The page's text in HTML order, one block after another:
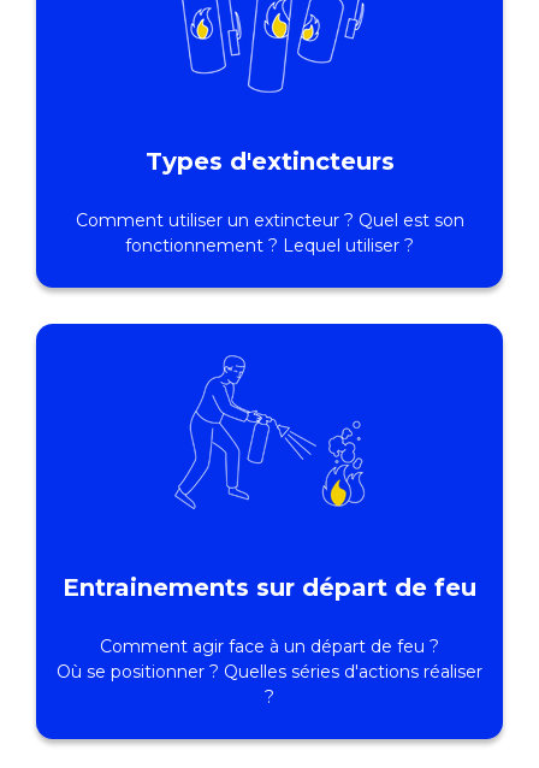
Types d'extincteurs
Comment utiliser un extincteur ? Quel est son
fonctionnement ? Lequel utiliser ?
Entrainements sur départ de feu
Comment agir face à un départ de feu ?
Où se positionner ? Quelles séries d'actions réaliser
?